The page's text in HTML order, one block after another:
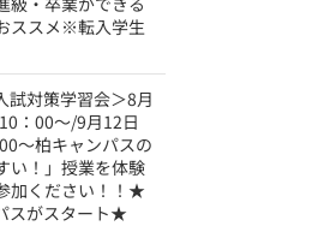
ススメ※転入学生
試対策学習会＞8月
：00～/9月12日
～柏キャンパスの
い！」授業を体験
加ください！！★
スがスタート★